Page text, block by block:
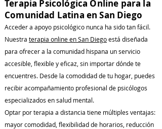
Terapia Psicológica Online para la
Comunidad Latina en San Diego
Acceder a apoyo psicológico nunca ha sido tan fácil.
Nuestra terapia online en San Diegoestá diseñada
para ofrecer a la comunidad hispana un servicio
accesible, flexible y eficaz, sin importar dónde te
encuentres. Desde la comodidad de tu hogar, puedes
recibir acompañamiento profesional de psicólogos
especializados en salud mental.
Optar por terapia a distancia tiene múltiples ventajas:
mayor comodidad, flexibilidad de horarios, reducción